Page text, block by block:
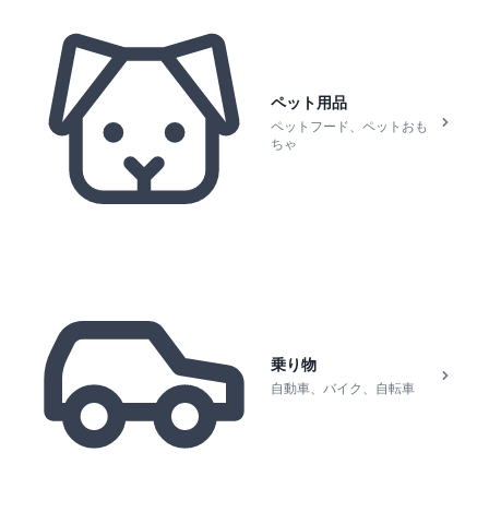
ペット用品
ペットフード、ペットおも
ちゃ
乗り物
自動車、バイク、自転車